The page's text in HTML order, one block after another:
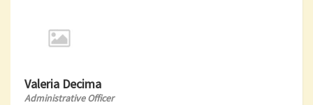
Valeria Decima
Administrative Officer